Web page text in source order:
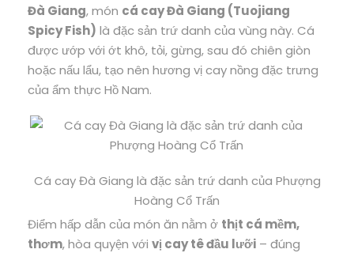
Đà Giang, món cá cay Đà Giang (Tuojiang
Spicy Fish) là đặc sản trứ danh của vùng này. Cá
được ướp với ớt khô, tỏi, gừng, sau đó chiên giòn
hoặc nấu lẩu, tạo nên hương vị cay nồng đặc trưng
của ẩm thực Hồ Nam.
Cá cay Đà Giang là đặc sản trứ danh của Phượng
Hoàng Cổ Trấn
Điểm hấp dẫn của món ăn nằm ở thịt cá mềm,
thơm, hòa quyện với vị cay tê đầu lưỡi – đúng